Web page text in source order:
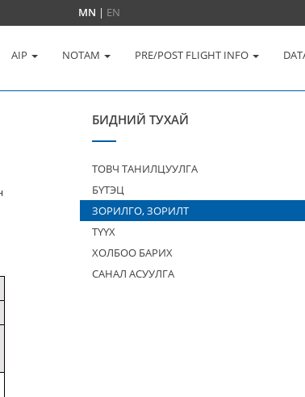
MN | EN
AIP NOTAM PRE/POST FLIGHT INFO
БИДНИЙ ТУХАЙ
ТОВЧ ТАНИЛЦУУЛГА
БҮТЭЦ
ЗОРИЛГО, ЗОРИЛТ
ТҮҮХ
ХОЛБОО БАРИХ
САНАЛ АСУУЛГА